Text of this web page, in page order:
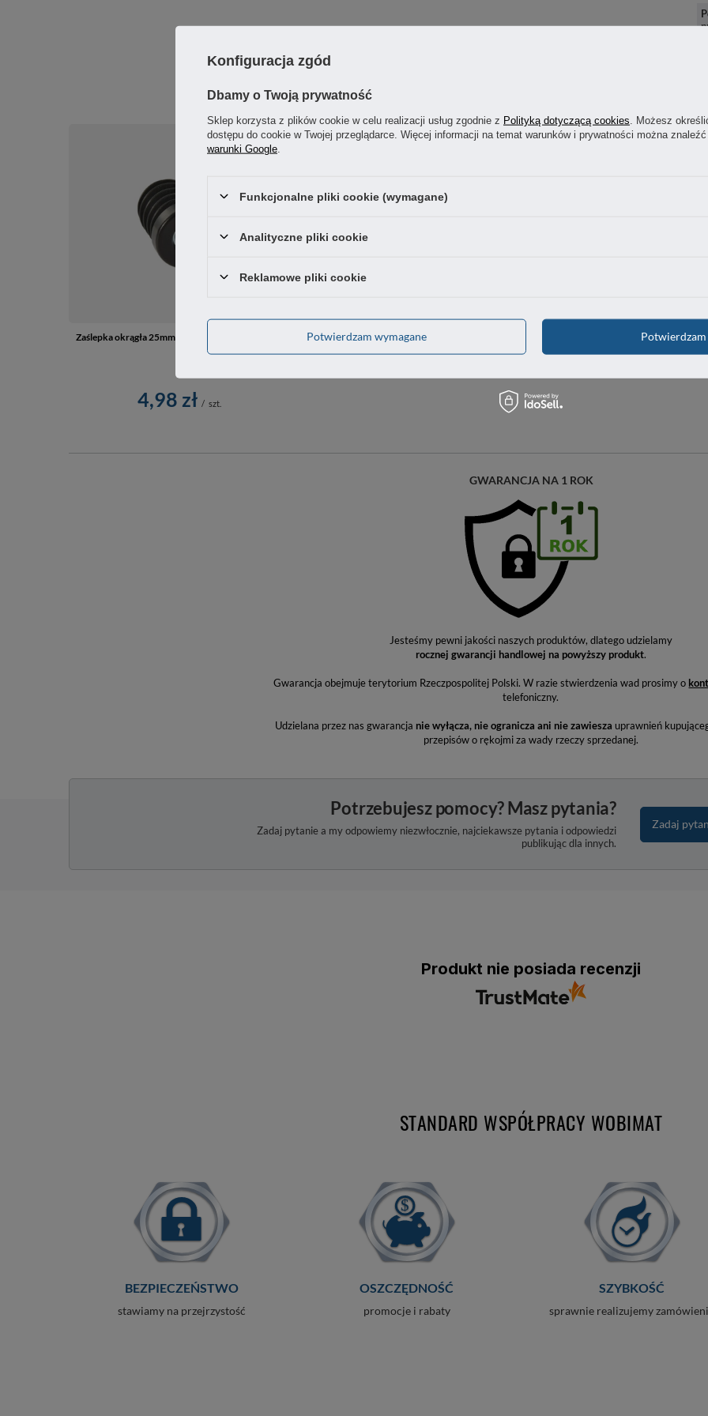
Zaślepka okrągła 25mm z gwintem M8 żebrowana
4,98 zł / szt.
GWARANCJA NA 1 ROK
Jesteśmy pewni jakości naszych produktów, dlatego udzielamy
rocznej gwarancji handlowej na powyższy produkt.
Gwarancja obejmuje terytorium Rzeczpospolitej Polski. W razie stwierdzenia wad prosimy o
telefoniczny.
Udzielana przez nas gwarancja nie wyłącza, nie ogranicza ani nie zawiesza uprawnień
przepisów o rękojmi za wady rzeczy sprzedanej.
Potrzebujesz pomocy? Masz pytania?
Zadaj pytanie a my odpowiemy niezwłocznie, najciekawsze pytania i odpowiedzi
publikując dla innych.
Zadaj
Produkt nie posiada recenzji
STANDARD WSPÓŁPRACY WOBIMAT
BEZPIECZEŃSTWO
stawiamy na przejrzystość
OSZCZĘDNOŚĆ
promocje i rabaty
SZYBKOŚĆ
sprawnie realizujemy
Konfiguracja zgód
Dbamy o Twoją prywatność
Sklep korzysta z plików cookie w celu realizacji usług zgodnie z Polityką dotyczącą cookies . Możesz
dostępu do cookie w Twojej przeglądarce. Więcej informacji na temat warunków i prywatności można
warunki Google
Funkcjonalne pliki cookie (wymagane)
Analityczne pliki cookie
Reklamowe pliki cookie
Potwierdzam wymagane